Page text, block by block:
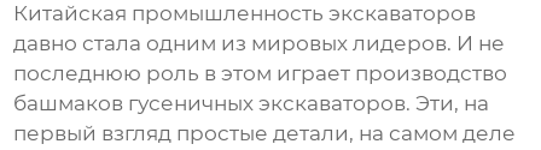
Китайская промышленность экскаваторов
давно стала одним из мировых лидеров. И не
последнюю роль в этом играет производство
башмаков гусеничных экскаваторов. Эти, на
первый взгляд простые детали, на самом деле